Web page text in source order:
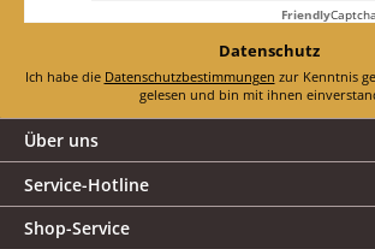
Friendly
Datenschutz
Ich habe die Datenschutzbestimmungen zur Kenntnis
gelesen und bin mit ihnen
Über uns
Service-Hotline
Shop-Service